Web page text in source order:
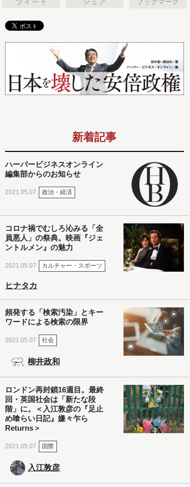
ブックマーク
新着記事
ハーバービジネスオンライン
編集部からのお知らせ
2021.05.07 政治・経済
コロナ禍でむしろ沁みる「全
員悪人」の祭典。映画『ジェ
ントルメン』の魅力
2021.05.07 カルチャー・スポーツ
ヒナタカ
頻発する「検索汚染」とキー
ワードによる検索の限界
2021.05.07 社会
柳井政和
ロンドン再封鎖16週目。最終
回・英国社会は「新たな段
階」に。＜入江敦彦の『足止
め喰らい日記』嫌々乍ら
Returns＞
2021.05.07 国際
入江敦彦